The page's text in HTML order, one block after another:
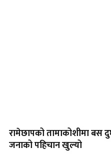
रामेछापको तामाकोशीमा बस
जनाको पहिचान खुल्यो